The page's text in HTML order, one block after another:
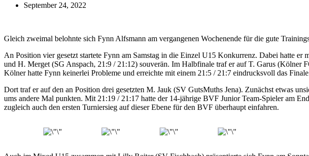
September 24, 2022
Gleich zweimal belohnte sich Fynn Alfsmann am vergangenen Wochenende für die gute
An Position vier gesetzt startete Fynn am Samstag in die Einzel U15 Konkurrenz. Dabei hatte
und H. Merget (SG Anspach, 21:9 / 21:12) souverän. Im Halbfinale traf er auf T. Garus (Kölner
Kölner hatte Fynn keinerlei Probleme und erreichte mit einem 21:5 / 21:7 eindrucksvoll das
Dort traf er auf den an Position drei gesetzten M. Jauk (SV GutsMuths Jena). Zunächst etwas
ums andere Mal punkten. Mit 21:19 / 21:17 hatte der 14-jährige BVF Junior Team-Spieler am
zugleich auch den ersten Turniersieg auf dieser Ebene für den BVF überhaupt einfahren.